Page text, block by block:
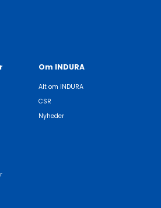
Om INDURA
Alt om INDURA
CSR
Nyheder